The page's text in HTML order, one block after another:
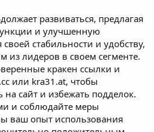
развиваться, предлагая
и улучшенную
своей стабильности и удобству,
из лидеров в своем сегменте.
кракен ссылки и
или kra31.at, чтобы
на сайт и избежать подделок.
и соблюдайте меры
ваш опыт использования